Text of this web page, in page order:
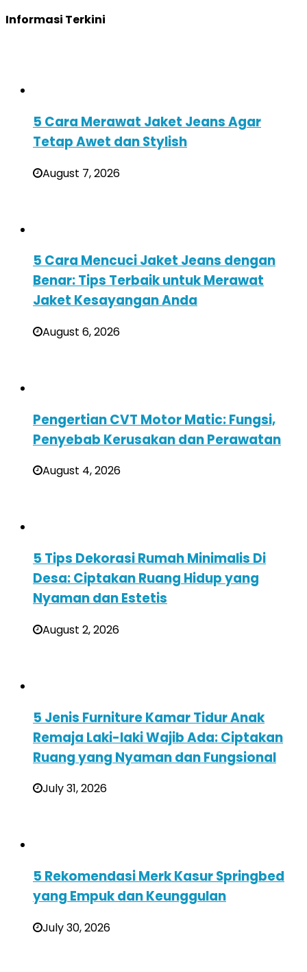
Informasi Terkini
5 Cara Merawat Jaket Jeans Agar
Tetap Awet dan Stylish
August 7, 2026
5 Cara Mencuci Jaket Jeans dengan
Benar: Tips Terbaik untuk Merawat
Jaket Kesayangan Anda
August 6, 2026
Pengertian CVT Motor Matic: Fungsi,
Penyebab Kerusakan dan Perawatan
August 4, 2026
5 Tips Dekorasi Rumah Minimalis Di
Desa: Ciptakan Ruang Hidup yang
Nyaman dan Estetis
August 2, 2026
5 Jenis Furniture Kamar Tidur Anak
Remaja Laki-laki Wajib Ada: Ciptakan
Ruang yang Nyaman dan Fungsional
July 31, 2026
5 Rekomendasi Merk Kasur Springbed
yang Empuk dan Keunggulan
July 30, 2026